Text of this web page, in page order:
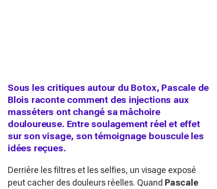
Sous les critiques autour du Botox, Pascale de
Blois raconte comment des injections aux
masséters ont changé sa mâchoire
douloureuse. Entre soulagement réel et effet
sur son visage, son témoignage bouscule les
idées reçues.
Derrière les filtres et les selfies, un visage exposé
peut cacher des douleurs réelles. Quand Pascale